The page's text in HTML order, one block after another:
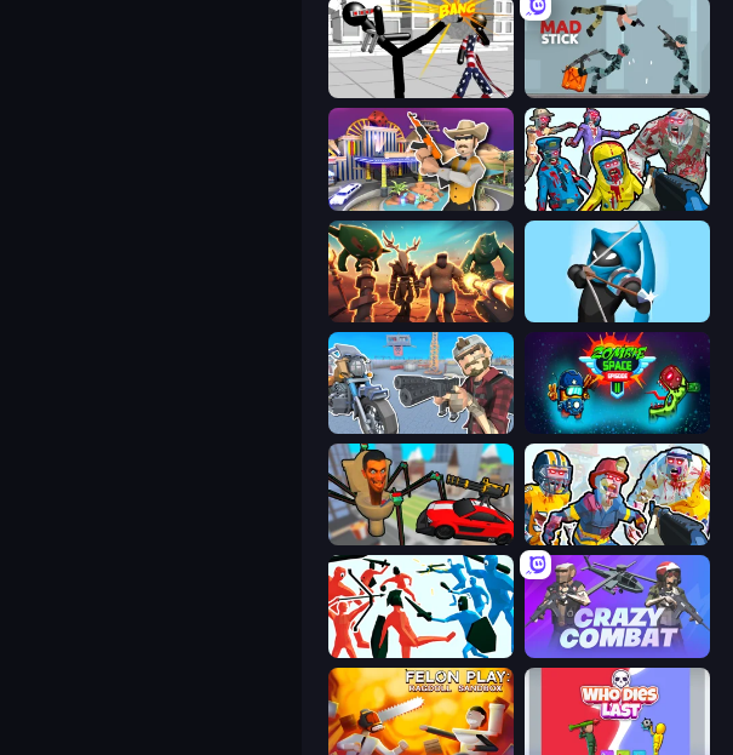
Stickman Fighting 3D Mad Stick
Casino Robbery Zombies Shooter
Horde Crusher
Shoot and Drive Zombie Space Episode 2
Cars vs Skibidi Toilet Zombies Shooter: Part 2
Funny Battle Simulator Crazy Combat